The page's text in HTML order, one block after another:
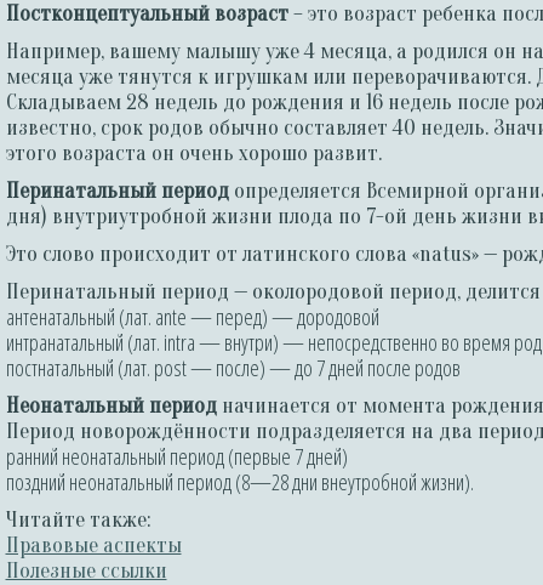
Постконцептуальный возраст– это возраст ребенка
Например, вашему малышу уже 4 месяца, а родился он
месяца уже тянутся к игрушкам или
Складываем 28 недель до рождения и 16 недель после
известно, срок родов обычно составляет 40 недель.
этого возраста он очень хорошо развит.
Перинатальный периодопределяется Всемирной
дня) внутриутробной жизни плода по 7-ой день жизни
Это слово происходит от латинского слова «natus» —
Перинатальный период — околородовой период,
антенатальный (лат. ante — перед) — дородовой
интранатальный (лат. intra — внутри) — непосредственно во время
постнатальный (лат. post — после) — до 7 дней после родов
Неонатальный периодначинается от момента
Период новорождённости подразделяется на два
ранний неонатальный период (первые 7 дней)
поздний неонатальный период (8—28 дни внеутробной жизни).
Читайте также:
Правовые аспекты
Полезные ссылки